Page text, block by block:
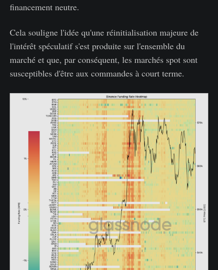
financement neutre.
Cela souligne l'idée qu'une réinitialisation majeure de
l'intérêt spéculatif s'est produite sur l'ensemble du
marché et que, par conséquent, les marchés spot sont
susceptibles d'être aux commandes à court terme.